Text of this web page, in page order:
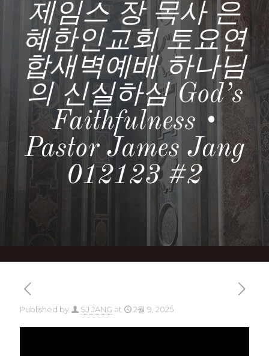
제임스 장 목사 은
혜한인교회 토요연
합새벽예배 하나님
의 신실하심 God’s
Faithfulness •
Pastor James Jang
012123 #2
Published by SJ JANG at 2월 9, 2025